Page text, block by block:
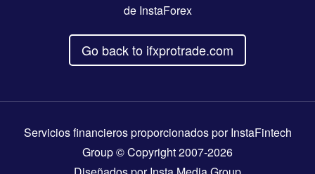
de InstaForex
Go back to ifxprotrade.com
Servicios financieros proporcionados por InstaFintech
Group © Copyright 2007-2026